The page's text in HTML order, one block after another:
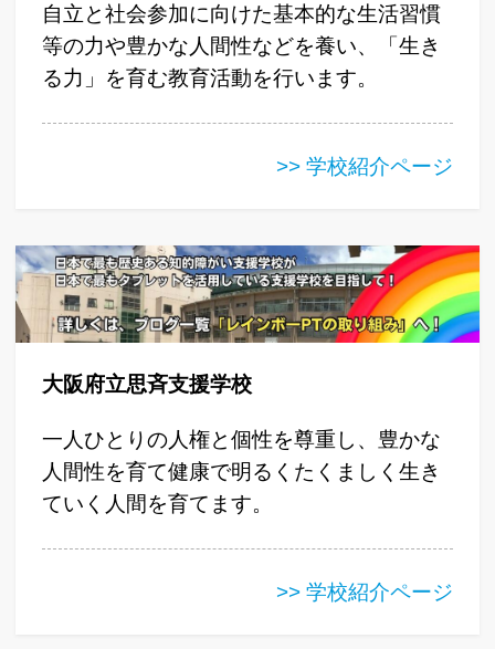
自立と社会参加に向けた基本的な生活習慣
等の力や豊かな人間性などを養い、「生き
る力」を育む教育活動を行います。
>> 学校紹介ページ
大阪府立思斉支援学校
一人ひとりの人権と個性を尊重し、豊かな
人間性を育て健康で明るくたくましく生き
ていく人間を育てます。
>> 学校紹介ページ